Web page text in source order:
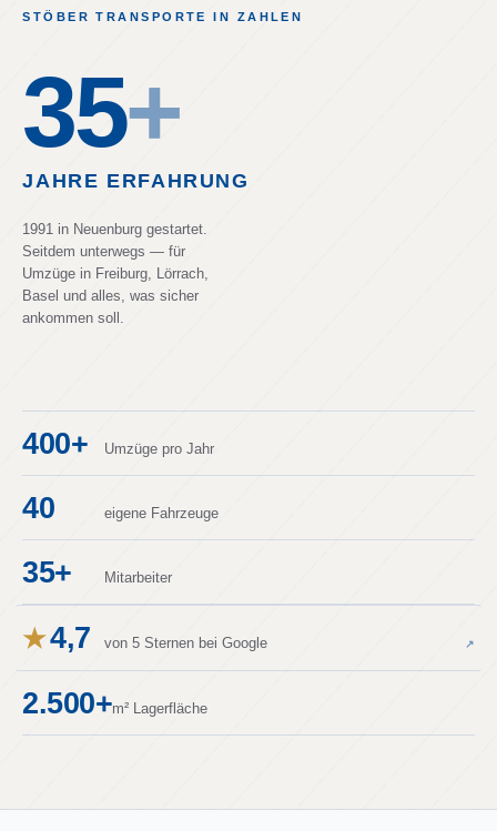
STÖBER TRANSPORTE IN ZAHLEN
35+
JAHRE ERFAHRUNG
1991 in Neuenburg gestartet.
Seitdem unterwegs — für
Umzüge in Freiburg, Lörrach,
Basel und alles, was sicher
ankommen soll.
400+ Umzüge pro Jahr
40 eigene Fahrzeuge
35+ Mitarbeiter
★4,7 von 5 Sternen bei Google ↗
2.500+m² Lagerfläche